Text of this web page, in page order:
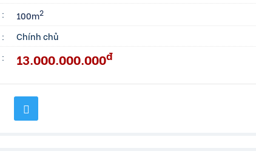
: 100m2
:
Chính chủ
: 13.000.000.000đ